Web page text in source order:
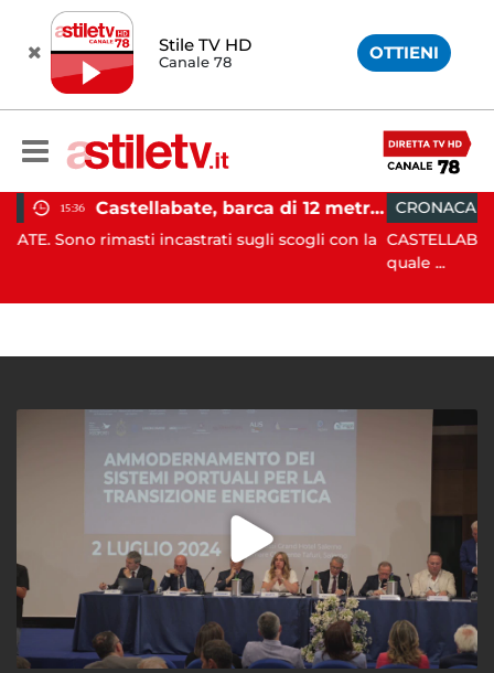
Stile TV HD
Canale 78 OTTIENI
Castellabate, barca di 12 metri resta incastrata sugli scogli: salvate 9 persone
incastrati sugli scogli con la
CRONACA 15:19
CASTELLABATE. Agente